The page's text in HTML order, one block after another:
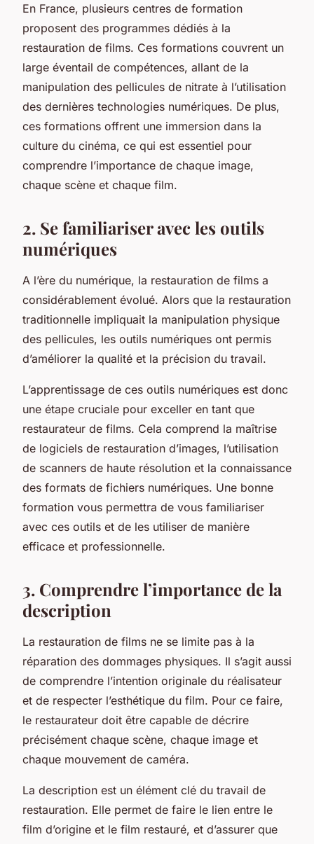
En France, plusieurs centres de formation
proposent des programmes dédiés à la
restauration de films. Ces formations couvrent un
large éventail de compétences, allant de la
manipulation des pellicules de nitrate à l’utilisation
des dernières technologies numériques. De plus,
ces formations offrent une immersion dans la
culture du cinéma, ce qui est essentiel pour
comprendre l’importance de chaque image,
chaque scène et chaque film.
2. Se familiariser avec les outils
numériques
A l’ère du numérique, la restauration de films a
considérablement évolué. Alors que la restauration
traditionnelle impliquait la manipulation physique
des pellicules, les outils numériques ont permis
d’améliorer la qualité et la précision du travail.
L’apprentissage de ces outils numériques est donc
une étape cruciale pour exceller en tant que
restaurateur de films. Cela comprend la maîtrise
de logiciels de restauration d’images, l’utilisation
de scanners de haute résolution et la connaissance
des formats de fichiers numériques. Une bonne
formation vous permettra de vous familiariser
avec ces outils et de les utiliser de manière
efficace et professionnelle.
3. Comprendre l’importance de la
description
La restauration de films ne se limite pas à la
réparation des dommages physiques. Il s’agit aussi
de comprendre l’intention originale du réalisateur
et de respecter l’esthétique du film. Pour ce faire,
le restaurateur doit être capable de décrire
précisément chaque scène, chaque image et
chaque mouvement de caméra.
La description est un élément clé du travail de
restauration. Elle permet de faire le lien entre le
film d’origine et le film restauré, et d’assurer que